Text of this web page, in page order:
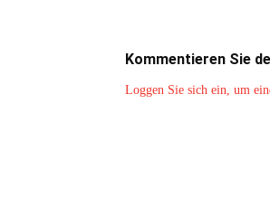
Kommentieren Sie
Loggen Sie sich ein, um